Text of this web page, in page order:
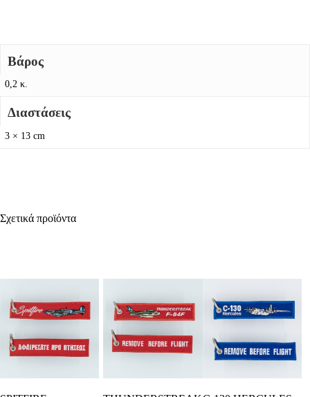
Βάρος
0,2 κ.
Διαστάσεις
3 × 13 cm
Σχετικά προϊόντα